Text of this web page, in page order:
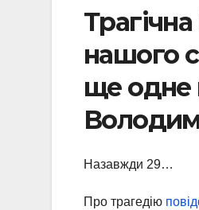
нашого
ще одне
Назавжди 29…
Про трагедію